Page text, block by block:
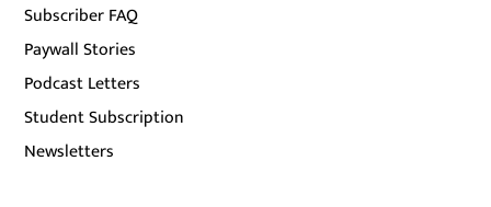
Subscriber FAQ
Paywall Stories
Podcast Letters
Student Subscription
Newsletters